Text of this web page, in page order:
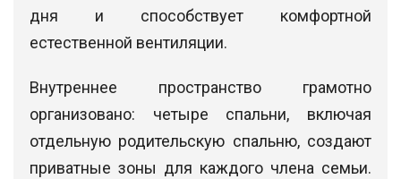
дня и способствует комфортной
естественной вентиляции.
Внутреннее пространство грамотно
организовано: четыре спальни, включая
отдельную родительскую спальню, создают
приватные зоны для каждого члена семьи.